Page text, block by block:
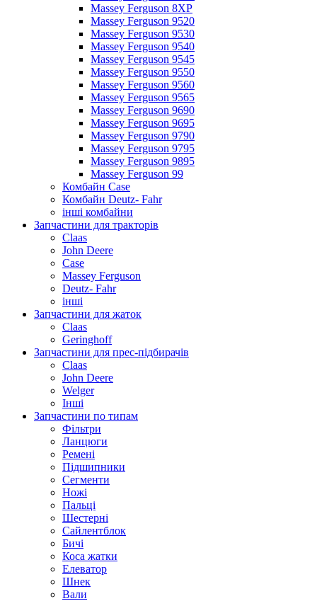
Massey Ferguson 8XP
Massey Ferguson 9520
Massey Ferguson 9530
Massey Ferguson 9540
Massey Ferguson 9545
Massey Ferguson 9550
Massey Ferguson 9560
Massey Ferguson 9565
Massey Ferguson 9690
Massey Ferguson 9695
Massey Ferguson 9790
Massey Ferguson 9795
Massey Ferguson 9895
Massey Ferguson 99
Комбайн Case
Комбайн Deutz- Fahr
інші комбайни
Запчастини для тракторів
Claas
John Deere
Case
Massey Ferguson
Deutz- Fahr
інші
Запчастини для жаток
Claas
Geringhoff
Запчастини для прес-підбирачів
Claas
John Deere
Welger
Інші
Запчастини по типам
Фільтри
Ланцюги
Ремені
Підшипники
Сегменти
Ножі
Пальці
Шестерні
Сайлентблок
Бичі
Коса жатки
Елеватор
Шнек
Вали